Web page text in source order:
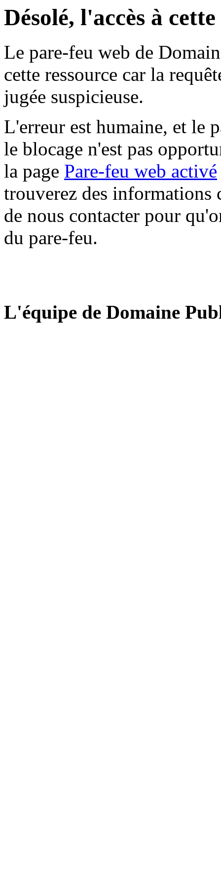
Désolé, l'accès à
Le pare-feu web de
cette ressource car la
jugée suspicieuse.
L'erreur est humaine, et le
le blocage n'est pas
la page Pare-feu web activé
trouverez des informations
de nous contacter pour
du pare-feu.
L'équipe de Domaine